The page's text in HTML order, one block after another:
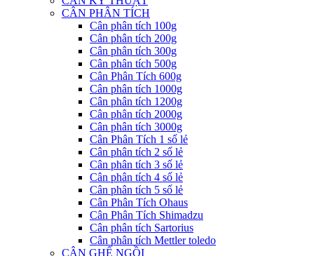
CÂN PHÂN TÍCH
Cân phân tích 100g
Cân phân tích 200g
Cân phân tích 300g
Cân phân tích 500g
Cân Phân Tích 600g
Cân phân tích 1000g
Cân phân tích 1200g
Cân phân tích 2000g
Cân phân tích 3000g
Cân Phân Tích 1 số lẻ
Cân phân tích 2 số lẻ
Cân phân tích 3 số lẻ
Cân phân tích 4 số lẻ
Cân phân tích 5 số lẻ
Cân Phân Tích Ohaus
Cân Phân Tích Shimadzu
Cân phân tích Sartorius
Cân phân tích Mettler toledo
CÂN GHẾ NGỒI